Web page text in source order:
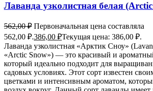
Лаванда узколистная белая
562,00₽ Первоначальная цена составляла
562,00 ₽.386,00 ₽Текущая цена: 386,00 ₽.
Лаванда узколистная «Арктик Сноу»
«Arctic Snow») — это красивый и
который идеально подходит для
садовых условиях. Этот сорт известен
цветками и интенсивным ароматом,